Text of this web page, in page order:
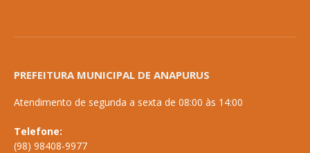
PREFEITURA MUNICIPAL DE ANAPURUS
Atendimento de segunda a sexta de 08:00 às 14:00
Telefone:
(98) 98408-9977